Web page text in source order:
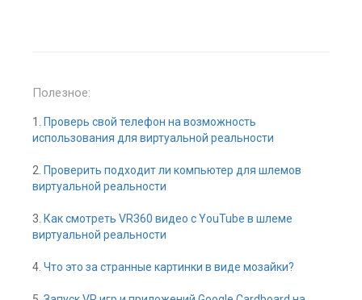
Полезное:
1. Проверь свой телефон на возможность
использования для виртуальной реальности
2. Проверить подходит ли компьютер для шлемов
виртуальной реальности
3. Как смотреть VR360 видео с YouTube в шлеме
виртуальной реальности
4. Что это за странные картинки в виде мозайки?